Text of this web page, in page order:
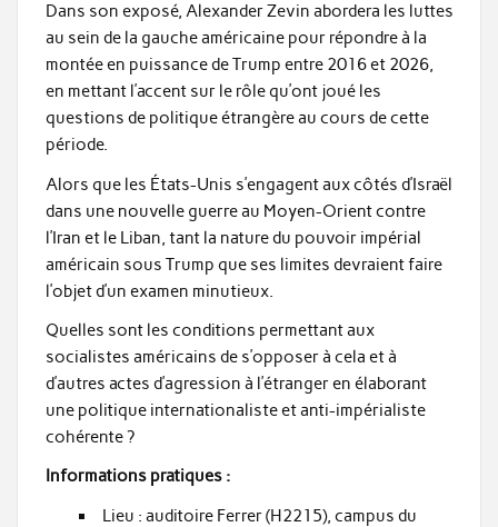
Dans son exposé, Alexander Zevin abordera les luttes
au sein de la gauche américaine pour répondre à la
montée en puissance de Trump entre 2016 et 2026,
en mettant l’accent sur le rôle qu’ont joué les
questions de politique étrangère au cours de cette
période.
Alors que les États-Unis s’engagent aux côtés d’Israël
dans une nouvelle guerre au Moyen-Orient contre
l’Iran et le Liban, tant la nature du pouvoir impérial
américain sous Trump que ses limites devraient faire
l’objet d’un examen minutieux.
Quelles sont les conditions permettant aux
socialistes américains de s’opposer à cela et à
d’autres actes d’agression à l’étranger en élaborant
une politique internationaliste et anti-impérialiste
cohérente ?
Informations pratiques :
Lieu : auditoire Ferrer (H2215), campus du